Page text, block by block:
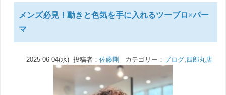
メンズ必見！動きと色気を手に入れるツーブロ×パー
マ
2025-06-04(水) 投稿者： 佐藤剛 カテゴリー： ブログ,四郎丸店